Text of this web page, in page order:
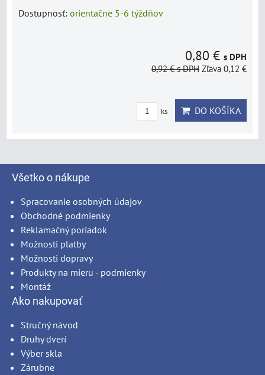
Dostupnosť: orientačne 5-6 týždňov
0,80 € s DPH
0,92 €s DPH Zľava 0,12 €
ks DO KOŠÍKA
Všetko o nákupe
Spracovanie osobných údajov
Obchodné podmienky
Reklamačný poriadok
Možnosti platby
Možnosti dopravy
Produkty na mieru - podmienky
Montáž
Ako nakupovať
Stručný návod
Druhy dverí
Výber skla
Zárubne